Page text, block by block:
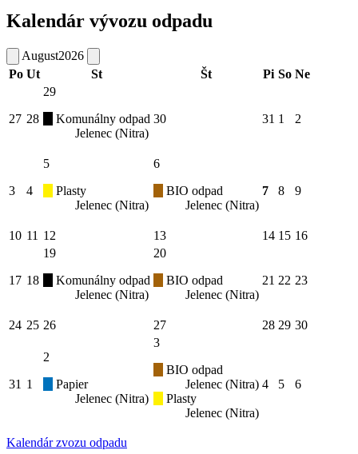
Kalendár vývozu odpadu
August2026
Po Ut St Št Pi So Ne
27 28
29
Komunálny odpad
Jelenec (Nitra)
30 31 1 2
3 4
5
Plasty
Jelenec (Nitra)
6
BIO odpad
Jelenec (Nitra)
7 8 9
10 11 12 13 14 15 16
17 18
19
Komunálny odpad
Jelenec (Nitra)
20
BIO odpad
Jelenec (Nitra)
21 22 23
24 25 26 27 28 29 30
31 1
2
Papier
Jelenec (Nitra)
3
BIO odpad
Jelenec (Nitra)
Plasty
Jelenec (Nitra)
4 5 6
Kalendár zvozu odpadu